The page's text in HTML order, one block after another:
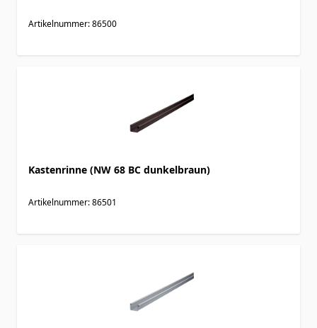
Artikelnummer: 86500
Kastenrinne (NW 68 BC dunkelbraun)
Artikelnummer: 86501